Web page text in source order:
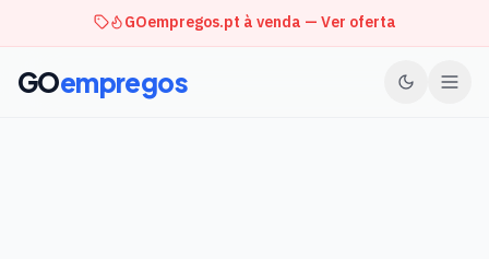
GOempregos.pt à venda — Ver oferta
GOempregos